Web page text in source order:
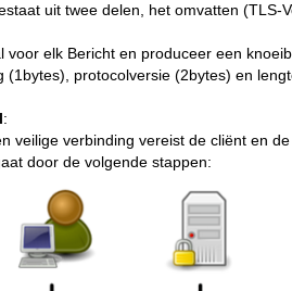
uit twee delen, het omvatten (TLS-
voor elk Bericht en produceer een
(1bytes), protocolversie (2bytes) en
:
veilige verbinding vereist de cliënt en
door de volgende stappen: